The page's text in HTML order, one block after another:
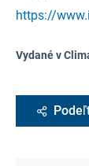
https://
Vydané v